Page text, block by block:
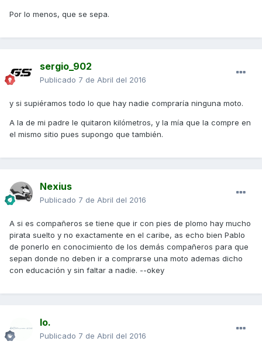
Por lo menos, que se sepa.
sergio_902
Publicado 7 de Abril del 2016
y si supiéramos todo lo que hay nadie compraría ninguna moto.
A la de mi padre le quitaron kilómetros, y la mía que la compre en
el mismo sitio pues supongo que también.
Nexius
Publicado 7 de Abril del 2016
A si es compañeros se tiene que ir con pies de plomo hay mucho
pirata suelto y no exactamente en el caribe, as echo bien Pablo
de ponerlo en conocimiento de los demás compañeros para que
sepan donde no deben ir a comprarse una moto ademas dicho
con educación y sin faltar a nadie. --okey
Io.
Publicado 7 de Abril del 2016